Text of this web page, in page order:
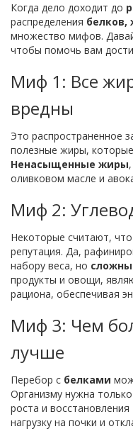
Когда дело доходит до
распределения белков,
множество мифов.
чтобы помочь вам
Миф 1: Все
вредны
Это распространенное
полезные жиры,
Ненасыщенные жиры
оливковом масле и
Миф 2:
Некоторые считают, что
репутация. Да,
набору веса, но
продукты и овощи,
рациона, обеспечивая
Миф 3: Чем
лучше
Перебор с белками
Организму нужна
роста и
нагрузку на почки и